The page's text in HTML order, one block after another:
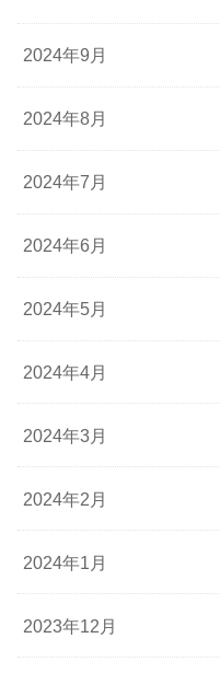
2024年9月
2024年8月
2024年7月
2024年6月
2024年5月
2024年4月
2024年3月
2024年2月
2024年1月
2023年12月